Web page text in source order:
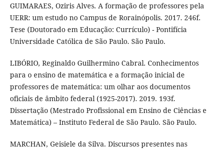
GUIMARAES, Oziris Alves. A formação de professores pela
UERR: um estudo no Campus de Rorainópolis. 2017. 246f.
Tese (Doutorado em Educação: Currículo) - Pontifícia
Universidade Católica de São Paulo. São Paulo.
LIBÓRIO, Reginaldo Guilhermino Cabral. Conhecimentos
para o ensino de matemática e a formação inicial de
professores de matemática: um olhar aos documentos
oficiais de âmbito federal (1925-2017). 2019. 193f.
Dissertação (Mestrado Profissional em Ensino de Ciências e
Matemática) – Instituto Federal de São Paulo. São Paulo.
MARCHAN, Geisiele da Silva. Discursos presentes nas